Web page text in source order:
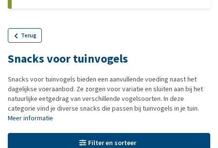
Terug
Snacks voor tuinvogels
Snacks voor tuinvogels bieden een aanvullende voeding naast het
dagelijkse voeraanbod. Ze zorgen voor variatie en sluiten aan bij het
natuurlijke eetgedrag van verschillende vogelsoorten. In deze
categorie vind je diverse snacks die passen bij tuinvogels in je tuin.
Meer informatie
Filter en sorteer